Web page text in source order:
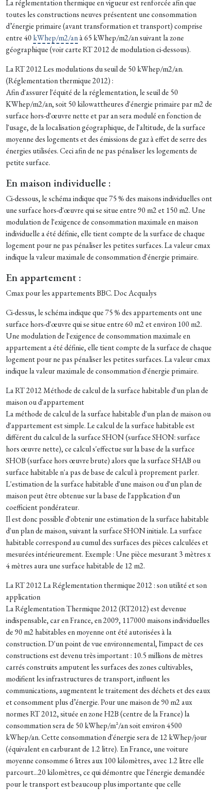
La réglementation thermique en vigueur est renforcée afin que
toutes les constructions neuves présentent une consommation
d’énergie primaire (avant transformation et transport) comprise
entre 40 kWhep/m2/anà 65 kWhep/m2/an suivant la zone
géographique (voir carte RT 2012 de modulation ci-dessous).
La RT 2012 Les modulations du seuil de 50 kWhep/m2/an.
(Réglementation thermique 2012) :
Afin d'assurer l'équité de la réglementation, le seuil de 50
KWhep/m2/an, soit 50 kilowattheures d'énergie primaire par m2 de
surface hors-d'œuvre nette et par an sera modulé en fonction de
l'usage, de la localisation géographique, de l'altitude, de la surface
moyenne des logements et des émissions de gaz à effet de serre des
énergies utilisées. Ceci afin de ne pas pénaliser les logements de
petite surface.
En maison individuelle :
Ci-dessous, le schéma indique que 75 % des maisons individuelles ont
une surface hors-d'œuvre qui se situe entre 90 m2 et 150 m2. Une
modulation de l'exigence de consommation maximale en maison
individuelle a été définie, elle tient compte de la surface de chaque
logement pour ne pas pénaliser les petites surfaces. La valeur cmax
indique la valeur maximale de consommation d'énergie primaire.
En appartement :
Cmax pour les appartements BBC. Doc Acqualys
Ci-dessus, le schéma indique que 75 % des appartements ont une
surface hors-d'œuvre qui se situe entre 60 m2 et environ 100 m2.
Une modulation de l'exigence de consommation maximale en
appartement a été définie, elle tient compte de la surface de chaque
logement pour ne pas pénaliser les petites surfaces. La valeur cmax
indique la valeur maximale de consommation d'énergie primaire.
La RT 2012 Méthode de calcul de la surface habitable d'un plan de
maison ou d'appartement
La méthode de calcul de la surface habitable d'un plan de maison ou
d'appartement est simple. Le calcul de la surface habitable est
différent du calcul de la surface SHON (surface SHON: surface
hors œuvre nette), ce calcul s'effectue sur la base de la surface
SHOB (surface hors œuvre brute) alors que la surface SHAB ou
surface habitable n'a pas de base de calcul à proprement parler.
L'estimation de la surface habitable d'une maison ou d'un plan de
maison peut être obtenue sur la base de l'application d'un
coefficient pondérateur.
Il est donc possible d'obtenir une estimation de la surface habitable
d'un plan de maison, suivant la surface SHON initiale. La surface
habitable correspond au cumul des surfaces des pièces calculées et
mesurées intérieurement. Exemple : Une pièce mesurant 3 mètres x
4 mètres aura une surface habitable de 12 m2.
La RT 2012 La Réglementation thermique 2012 : son utilité et son
application
La Réglementation Thermique 2012 (RT2012) est devenue
indispensable, car en France, en 2009, 117000 maisons individuelles
de 90 m2 habitables en moyenne ont été autorisées à la
construction. D'un point de vue environnemental, l'impact de ces
constructions est devenu très important : 10.5 millions de mètres
carrés construits amputent les surfaces des zones cultivables,
modifient les infrastructures de transport, influent les
communications, augmentent le traitement des déchets et des eaux
et consomment plus d’énergie. Pour une maison de 90 m2 aux
normes RT 2012, située en zone H2B (centre de la France) la
consommation sera de 50 kWhep/m²/an soit environ 4500
kWhep/an. Cette consommation d'énergie sera de 12 kWhep/jour
(équivalent en carburant de 1.2 litre). En France, une voiture
moyenne consomme 6 litres aux 100 kilomètres, avec 1.2 litre elle
parcourt...20 kilomètres, ce qui démontre que l'énergie demandée
pour le transport est beaucoup plus importante que celle